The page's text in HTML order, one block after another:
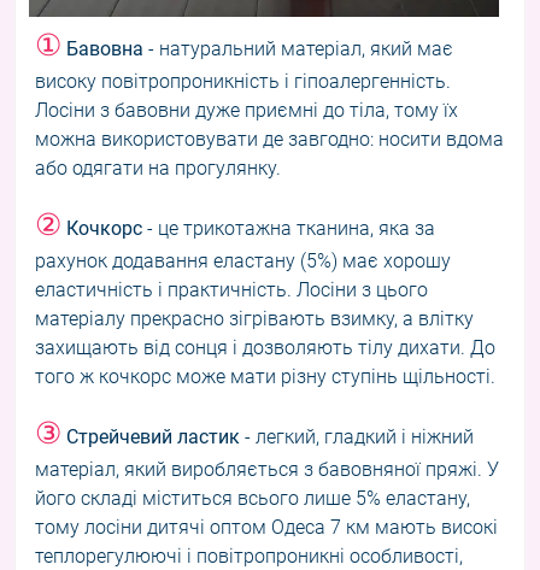
① Бавовна - натуральний матеріал, який має
високу повітропроникність і гіпоалергенність.
Лосіни з бавовни дуже приємні до тіла, тому їх
можна використовувати де завгодно: носити вдома
або одягати на прогулянку.
② Кочкорс - це трикотажна тканина, яка за
рахунок додавання еластану (5%) має хорошу
еластичність і практичність. Лосіни з цього
матеріалу прекрасно зігрівають взимку, а влітку
захищають від сонця і дозволяють тілу дихати. До
того ж кочкорс може мати різну ступінь щільності.
③ Стрейчевий ластик - легкий, гладкий і ніжний
матеріал, який виробляється з бавовняної пряжі. У
його складі міститься всього лише 5% еластану,
тому лосіни дитячі оптом Одеса 7 км мають високі
теплорегулюючі і повітропроникні особливості,